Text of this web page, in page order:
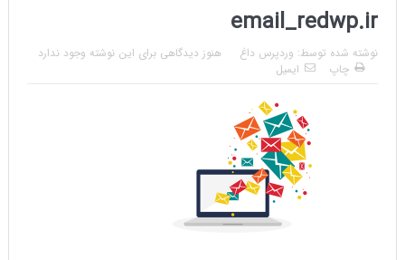
email_redwp.ir
نوشته شده توسط: وردپرس داغ
هنوز دیدگاهی برای این نوشته وجود ندارد
چاپ
ایمیل